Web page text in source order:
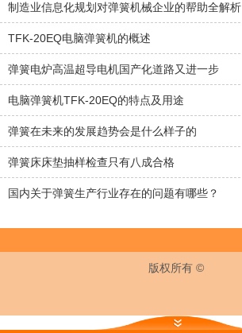
制造业信息化规划对弹簧机械企业的帮助全解析
TFK-20EQ电脑弹簧机的概述
弹簧电炉高温超导电机国产化道路又进一步
电脑弹簧机TFK-20EQ的特点及用途
弹簧在未来的发展趋势会是什么样子的
弹簧床床垫抽样检查只有八成合格
国内关于弹簧生产行业存在的问题有哪些？
版权所有 ©